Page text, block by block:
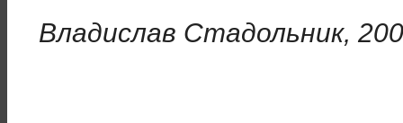
Владислав Стадольник,